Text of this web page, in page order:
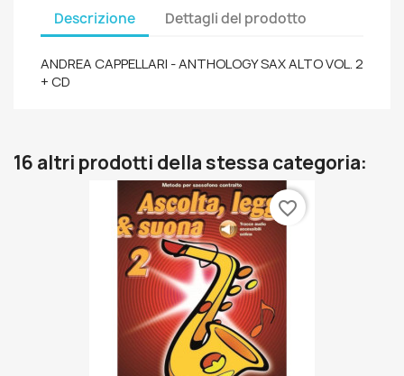
Descrizione Dettagli del prodotto
ANDREA CAPPELLARI - ANTHOLOGY SAX ALTO VOL. 2
+ CD
16 altri prodotti della stessa categoria:
favorite_border